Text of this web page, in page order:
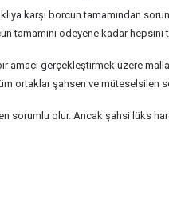
karşı borcun tamamından
tamamını ödeyene kadar hepsini
amacı gerçekleştirmek üzere
ortaklar şahsen ve müteselsilen
sorumlu olur. Ancak şahsi lüks